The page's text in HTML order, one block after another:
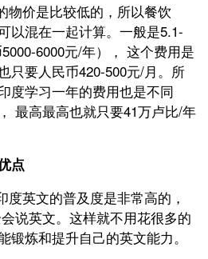
价是比较低的，所以餐饮
以混在一起计算。一般是5.1-
6000元/年）， 这个费用是
只要人民币420-500元/月。所
度学习一年的费用也是不同
最高最高也就只要41万卢比/年
点
英文的普及度是非常高的，
说英文。这样就不用花很多的
锻炼和提升自己的英文能力。